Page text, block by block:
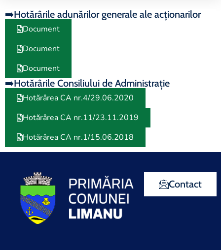
➡️Hotărârile adunărilor generale ale acționarilor
Document
Document
Document
➡️Hotărârile Consiliului de Administrație
Hotărârea CA nr.4/29.06.2020
Hotărârea CA nr.11/23.11.2019
Hotărârea CA nr.1/15.06.2018
Contact